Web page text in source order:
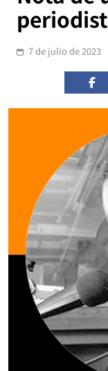
7 de julio de 2023